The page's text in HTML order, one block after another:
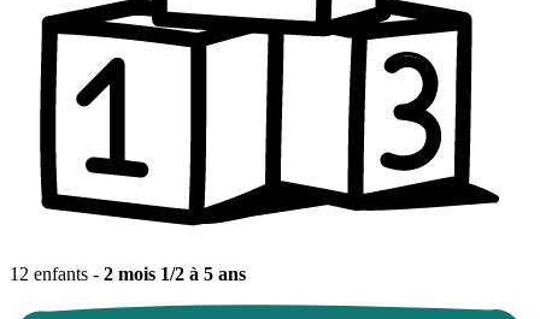
12 enfants - 2 mois 1/2 à 5 ans